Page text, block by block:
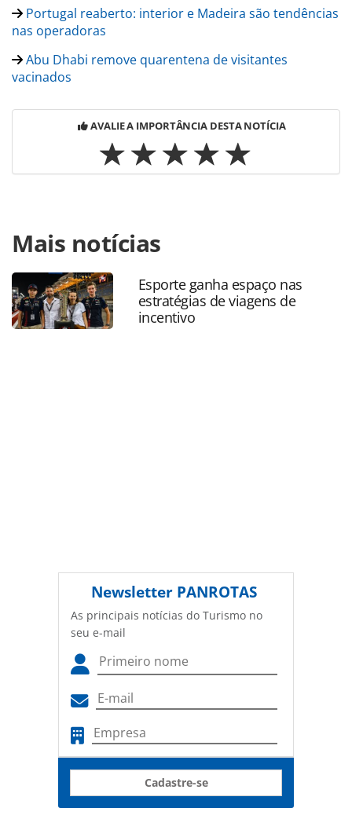
Portugal reaberto: interior e Madeira são tendências
nas operadoras
Abu Dhabi remove quarentena de visitantes
vacinados
AVALIE A IMPORTÂNCIA DESTA NOTÍCIA
https://www.panrotas.com.br/mercado/destinos/2021/09/
reabre-a-brasileiros-vacinados-mas-exige-
quarentena_184011.html ou as ferramentas oferecidas na
página. Todo o conteúdo produzido pela PANROTAS
Editora é protegido pela legislação brasileira sobre direito
autoral. Não reproduza o conteúdo sem autorização da
Mais notícias
Esporte ganha espaço nas
estratégias de viagens de
incentivo
Newsletter PANROTAS
As principais notícias do Turismo no
seu e-mail
Cadastre-se